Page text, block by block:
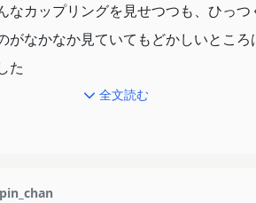
なカップリングを見せつつも、ひっ
がなかなか見ていてもどかしいとこ
た
全文読む